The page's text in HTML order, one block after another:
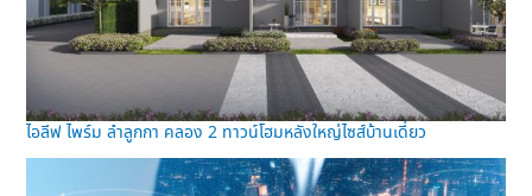
ไอลีฟ ไพร์ม ลำลูกกา คลอง 2 ทาวน์โฮมหลังใหญ่ไซส์บ้านเดี่ยว